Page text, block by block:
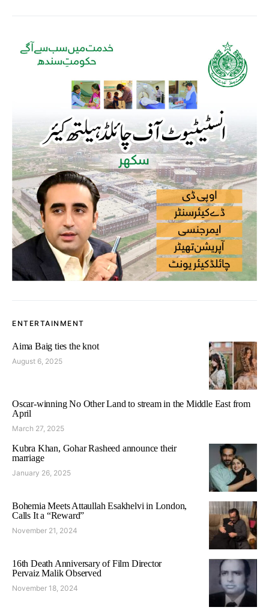
ENTERTAINMENT
Aima Baig ties the knot
August 6, 2025
Oscar-winning No Other Land to stream in the Middle East from
April
March 27, 2025
Kubra Khan, Gohar Rasheed announce their
marriage
January 26, 2025
Bohemia Meets Attaullah Esakhelvi in London,
Calls It a “Reward”
November 21, 2024
16th Death Anniversary of Film Director
Pervaiz Malik Observed
November 18, 2024